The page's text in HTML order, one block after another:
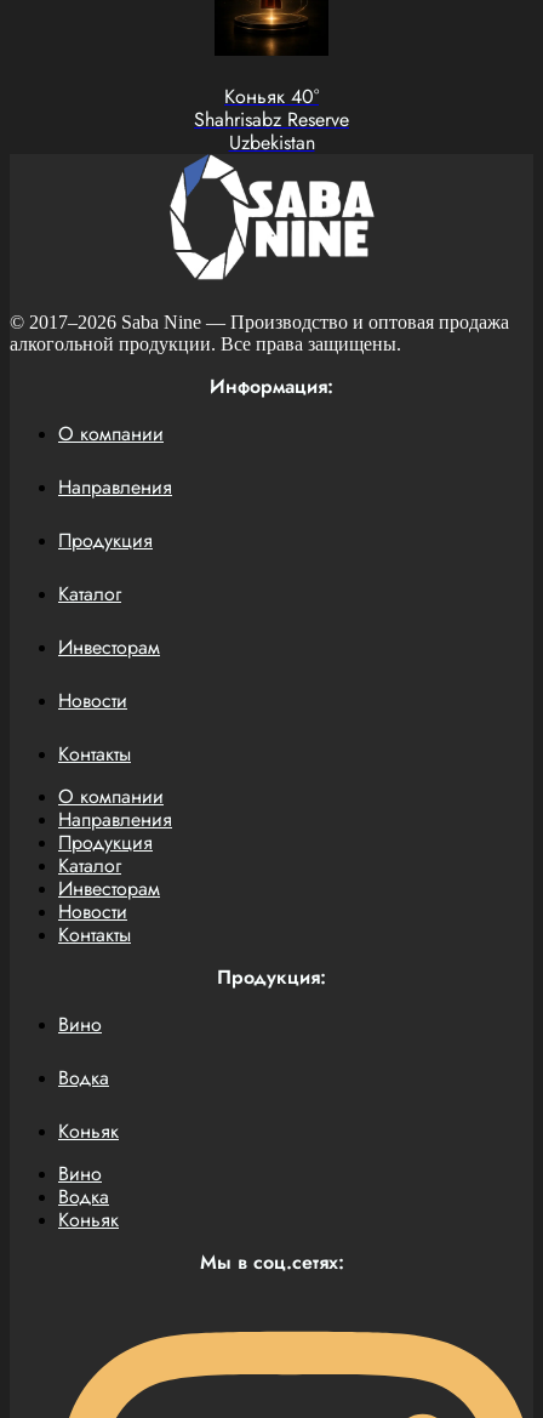
Коньяк 40°
Shahrisabz Reserve
Uzbekistan
© 2017–2026 Saba Nine — Производство и оптовая продажа
алкогольной продукции. Все права защищены.
Информация:
О компании
Направления
Продукция
Каталог
Инвесторам
Новости
Контакты
О компании
Направления
Продукция
Каталог
Инвесторам
Новости
Контакты
Продукция:
Вино
Водка
Коньяк
Вино
Водка
Коньяк
Мы в соц.сетях: